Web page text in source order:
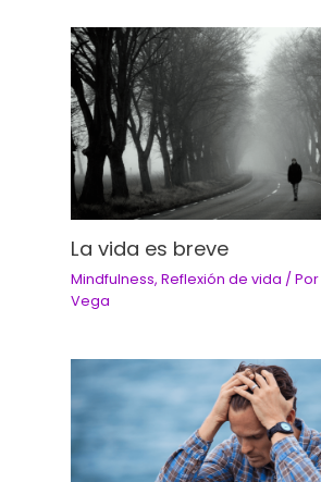
La vida es breve
Mindfulness, Reflexión de vida / Por
Vega